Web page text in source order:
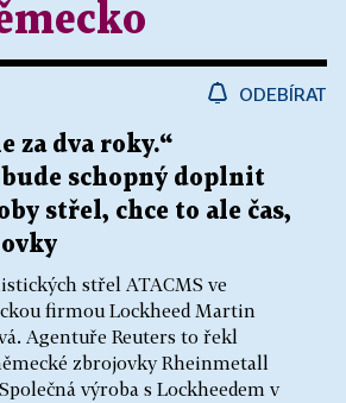
ODEBÍRAT
za dva roky.“
schopný doplnit
střel, chce to ale čas,
střel ATACMS ve
firmou Lockheed Martin
Agentuře Reuters to řekl
zbrojovky Rheinmetall
výroba s Lockheedem v